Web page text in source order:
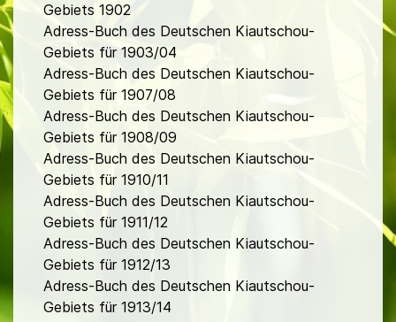
Gebiets 1902
Adress-Buch des Deutschen Kiautschou-
Gebiets für 1903/04
Adress-Buch des Deutschen Kiautschou-
Gebiets für 1907/08
Adress-Buch des Deutschen Kiautschou-
Gebiets für 1908/09
Adress-Buch des Deutschen Kiautschou-
Gebiets für 1910/11
Adress-Buch des Deutschen Kiautschou-
Gebiets für 1911/12
Adress-Buch des Deutschen Kiautschou-
Gebiets für 1912/13
Adress-Buch des Deutschen Kiautschou-
Gebiets für 1913/14